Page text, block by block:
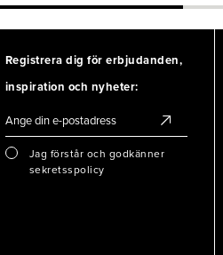
Registrera dig för erbjudanden,
inspiration och nyheter:
Jag förstår och godkänner
sekretsspolicy